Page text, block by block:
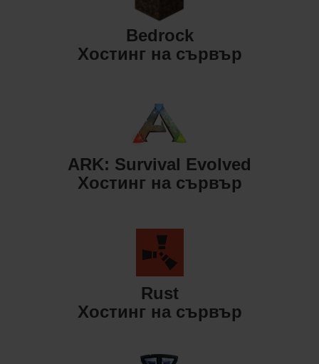
Bedrock
Хостинг на сървър
ARK: Survival Evolved
Хостинг на сървър
Rust
Хостинг на сървър